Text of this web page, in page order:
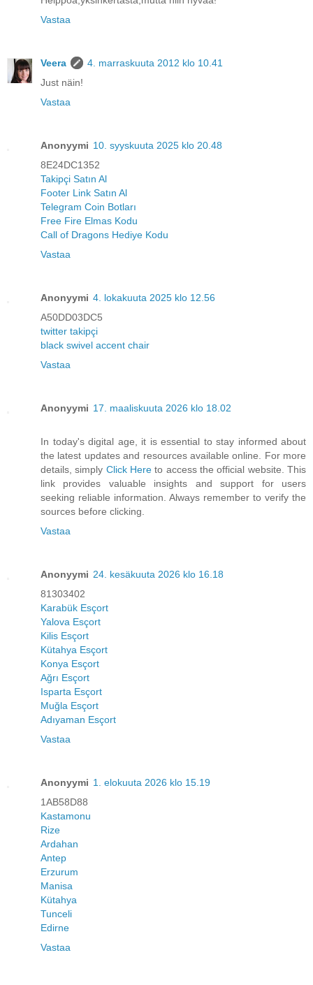
Vastaa
Veera
4. marraskuuta 2012 klo 10.41
Just näin!
Vastaa
Anonyymi 10. syyskuuta 2025 klo 20.48
8E24DC1352
Takipçi Satın Al
Footer Link Satın Al
Telegram Coin Botları
Free Fire Elmas Kodu
Call of Dragons Hediye Kodu
Vastaa
Anonyymi 4. lokakuuta 2025 klo 12.56
A50DD03DC5
twitter takipçi
black swivel accent chair
Vastaa
Anonyymi 17. maaliskuuta 2026 klo 18.02
In today's digital age, it is essential to stay informed about
the latest updates and resources available online. For more
details, simply Click Here to access the official website. This
link provides valuable insights and support for users
seeking reliable information. Always remember to verify the
sources before clicking.
Vastaa
Anonyymi 24. kesäkuuta 2026 klo 16.18
81303402
Karabük Esçort
Yalova Esçort
Kilis Esçort
Kütahya Esçort
Konya Esçort
Ağrı Esçort
Isparta Esçort
Muğla Esçort
Adıyaman Esçort
Vastaa
Anonyymi 1. elokuuta 2026 klo 15.19
1AB58D88
Kastamonu
Rize
Ardahan
Antep
Erzurum
Manisa
Kütahya
Tunceli
Edirne
Vastaa